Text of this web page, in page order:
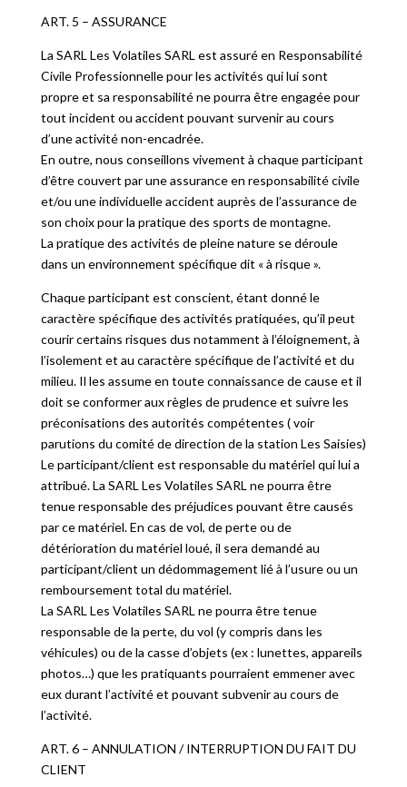
ART. 5 – ASSURANCE
La SARL Les Volatiles SARL est assuré en Responsabilité
Civile Professionnelle pour les activités qui lui sont
propre et sa responsabilité ne pourra être engagée pour
tout incident ou accident pouvant survenir au cours
d’une activité non-encadrée.
En outre, nous conseillons vivement à chaque participant
d’être couvert par une assurance en responsabilité civile
et/ou une individuelle accident auprès de l’assurance de
son choix pour la pratique des sports de montagne.
La pratique des activités de pleine nature se déroule
dans un environnement spécifique dit « à risque ».
Chaque participant est conscient, étant donné le
caractère spécifique des activités pratiquées, qu’il peut
courir certains risques dus notamment à l’éloignement, à
l’isolement et au caractère spécifique de l’activité et du
milieu. Il les assume en toute connaissance de cause et il
doit se conformer aux règles de prudence et suivre les
préconisations des autorités compétentes ( voir
parutions du comité de direction de la station Les Saisies)
Le participant/client est responsable du matériel qui lui a
attribué. La SARL Les Volatiles SARL ne pourra être
tenue responsable des préjudices pouvant être causés
par ce matériel. En cas de vol, de perte ou de
détérioration du matériel loué, il sera demandé au
participant/client un dédommagement lié à l’usure ou un
remboursement total du matériel.
La SARL Les Volatiles SARL ne pourra être tenue
responsable de la perte, du vol (y compris dans les
véhicules) ou de la casse d’objets (ex : lunettes, appareils
photos…) que les pratiquants pourraient emmener avec
eux durant l’activité et pouvant subvenir au cours de
l’activité.
ART. 6 – ANNULATION / INTERRUPTION DU FAIT DU
CLIENT